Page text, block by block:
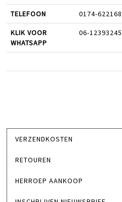
TELEFOON 0174-622168
KLIK VOOR
WHATSAPP
06-12393245
VERZENDKOSTEN
RETOUREN
HERROEP AANKOOP